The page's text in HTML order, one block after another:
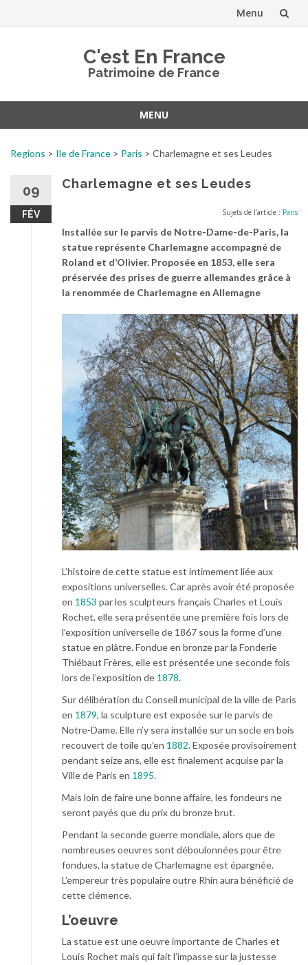
Menu
C'est En France
Patrimoine de France
MENU
Regions > Ile de France > Paris > Charlemagne et ses Leudes
09
FÉV
Charlemagne et ses Leudes
Sujets de l'article : Paris
Installée sur le parvis de Notre-Dame-de-Paris, la
statue représente Charlemagne accompagné de
Roland et d’Olivier. Proposée en 1853, elle sera
préservée des prises de guerre allemandes grâce à
la renommée de Charlemagne en Allemagne
L’histoire de cette statue est intimement liée aux
expositions universelles. Car après avoir été proposée
en 1853 par les sculpteurs français Charles et Louis
Rochet, elle sera présentée une première fois lors de
l’exposition universelle de 1867 sous la forme d’une
statue en plâtre. Fondue en bronze par la Fonderie
Thiébaut Frères, elle est présentée une seconde fois
lors de l’exposition de 1878.
Sur délibération du Conseil municipal de la ville de Paris
en 1879, la sculpture est exposée sur le parvis de
Notre-Dame. Elle n’y sera installée sur un socle en bois
recouvert de toile qu’en 1882. Exposée provisoirement
pendant seize ans, elle est finalement acquise par la
Ville de Paris en 1895.
Mais loin de faire une bonne affaire, les fondeurs ne
seront payés que du prix du bronze brut.
Pendant la seconde guerre mondiale, alors que de
nombreuses oeuvres sont déboulonnées pour être
fondues, la statue de Charlemagne est épargnée.
L’empereur très populaire outre Rhin aura bénéficié de
cette clémence.
L’oeuvre
La statue est une oeuvre importante de Charles et
Louis Rochet mais qui fait l’impasse sur la justesse